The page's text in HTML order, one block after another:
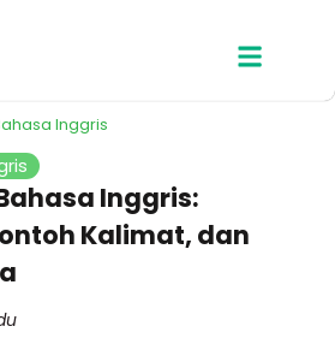
Inggris
Inggris:
Kalimat, dan